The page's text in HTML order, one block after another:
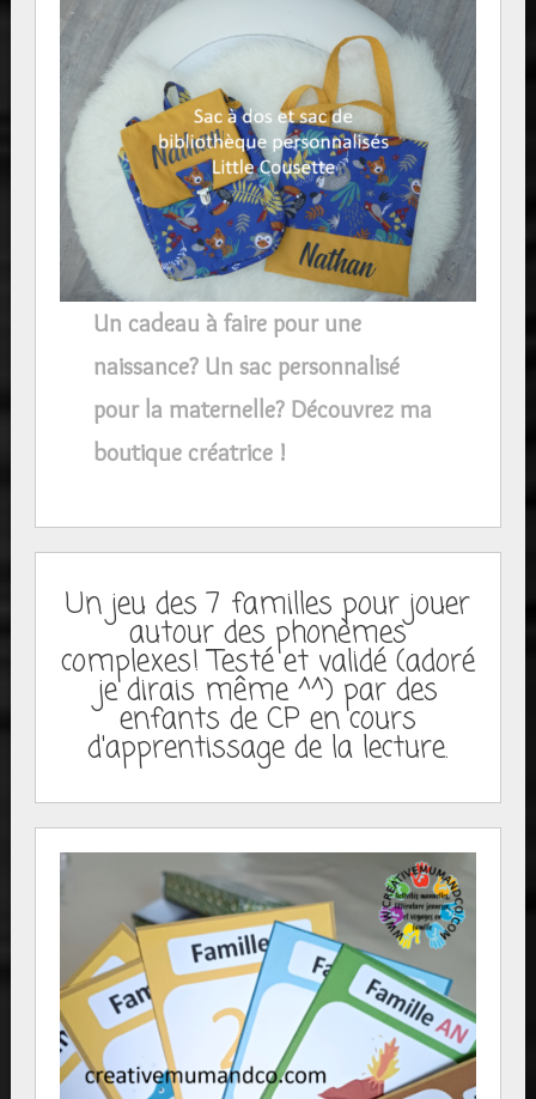
Un cadeau à faire pour une
naissance? Un sac personnalisé
pour la maternelle? Découvrez ma
boutique créatrice !
Un jeu des 7 familles pour jouer
autour des phonèmes
complexes! Testé et validé (adoré
je dirais même ^^) par des
enfants de CP en cours
d'apprentissage de la lecture.